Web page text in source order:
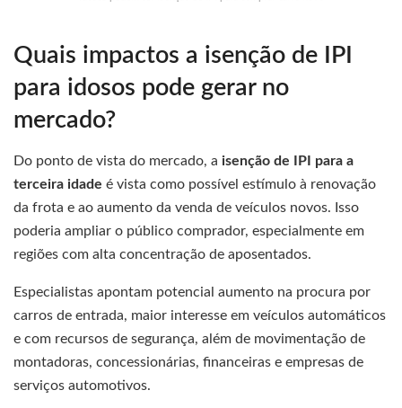
Quais impactos a isenção de IPI
para idosos pode gerar no
mercado?
Do ponto de vista do mercado, a isenção de IPI para a
terceira idade é vista como possível estímulo à renovação
da frota e ao aumento da venda de veículos novos. Isso
poderia ampliar o público comprador, especialmente em
regiões com alta concentração de aposentados.
Especialistas apontam potencial aumento na procura por
carros de entrada, maior interesse em veículos automáticos
e com recursos de segurança, além de movimentação de
montadoras, concessionárias, financeiras e empresas de
serviços automotivos.